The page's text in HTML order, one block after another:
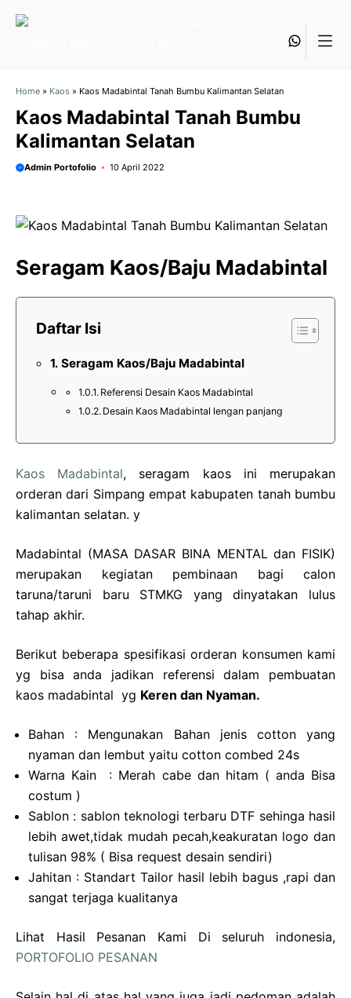
Home » Kaos » Kaos Madabintal Tanah Bumbu Kalimantan Selatan
Kaos Madabintal Tanah Bumbu
Kalimantan Selatan
Admin Portofolio 10 April 2022
Seragam Kaos/Baju Madabintal
Daftar Isi
Seragam Kaos/Baju Madabintal
Referensi Desain Kaos Madabintal
Desain Kaos Madabintal lengan panjang
Kaos Madabintal, seragam kaos ini merupakan
orderan dari Simpang empat kabupaten tanah bumbu
kalimantan selatan. y
Madabintal (MASA DASAR BINA MENTAL dan FISIK)
merupakan kegiatan pembinaan bagi calon
taruna/taruni baru STMKG yang dinyatakan lulus
tahap akhir.
Berikut beberapa spesifikasi orderan konsumen kami
yg bisa anda jadikan referensi dalam pembuatan
kaos madabintal yg Keren dan Nyaman.
Bahan : Mengunakan Bahan jenis cotton yang
nyaman dan lembut yaitu cotton combed 24s
Warna Kain : Merah cabe dan hitam ( anda Bisa
costum )
Sablon : sablon teknologi terbaru DTF sehinga hasil
lebih awet,tidak mudah pecah,keakuratan logo dan
tulisan 98% ( Bisa request desain sendiri)
Jahitan : Standart Tailor hasil lebih bagus ,rapi dan
sangat terjaga kualitanya
Lihat Hasil Pesanan Kami Di seluruh indonesia,
PORTOFOLIO PESANAN